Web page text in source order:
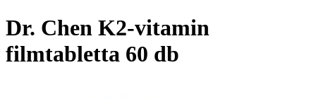
Dr. Chen K2-vitamin
filmtabletta 60 db